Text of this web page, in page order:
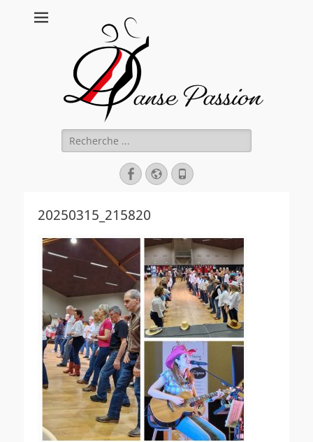
Rechercher :
Facebook
Site
web
Tél
20250315_215820